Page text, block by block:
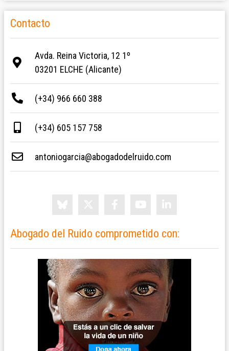
Contacto
Avda. Reina Victoria, 12 1º
03201 ELCHE (Alicante)
(+34) 966 660 388
(+34) 605 157 758
antoniogarcia@abogadodelruido.com
Abogado del Ruido comprometido con: